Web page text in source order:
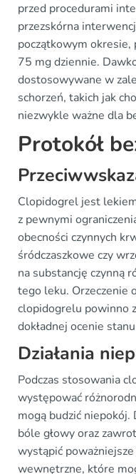
przed procedurami
przezskórna
początkowym okresie,
75 mg dziennie.
dostosowywane w
schorzeń, takich jak
niezwykle ważne dla
Protokół
Clopidogrel jest
z pewnymi
obecności czynnych
śródczaszkowe czy
na substancję czynną
tego leku. Orzeczenie
clopidogrelu powinno
dokładnej ocenie
Działania
Podczas stosowania
występować
mogą budzić niepokój.
bóle głowy oraz
wystąpić
wewnętrzne, które